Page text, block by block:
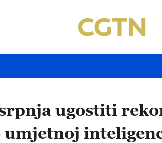
srpnja ugostiti
umjetnoj